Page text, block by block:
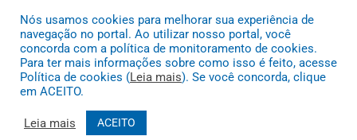
Conheça oPNTP e oRadar da Transparência Pública
Nós usamos cookies para melhorar sua experiência de
navegação no portal. Ao utilizar nosso portal, você
concorda com a política de monitoramento de cookies.
Para ter mais informações sobre como isso é feito, acesse
Política de cookies (Leia mais). Se você concorda, clique
em ACEITO.
Leia mais ACEITO